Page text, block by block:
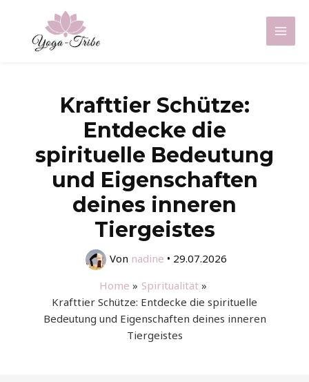
springen
Main
Krafttier Schütze:
Entdecke die
spirituelle Bedeutung
und Eigenschaften
deines inneren
Tiergeistes
Von nadine • 29.07.2026
Home
Spiritualität
Krafttier Schütze: Entdecke die spirituelle
Bedeutung und Eigenschaften deines inneren
Tiergeistes